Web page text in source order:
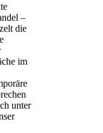
–
die
im
unter